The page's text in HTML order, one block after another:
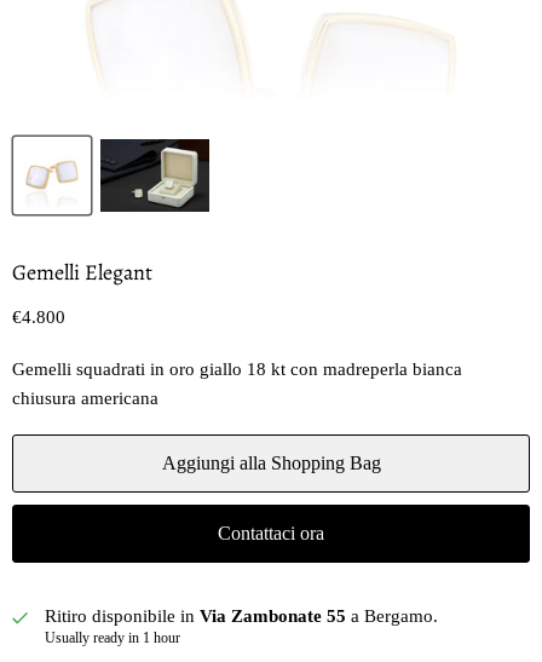
Gemelli Elegant
Prezzo oggi
€4.800
Gemelli squadrati in oro giallo 18 kt con madreperla bianca
chiusura americana
Aggiungi alla Shopping Bag
Contattaci ora
Ritiro disponibile in Via Zambonate 55 a Bergamo.
Usually ready in 1 hour